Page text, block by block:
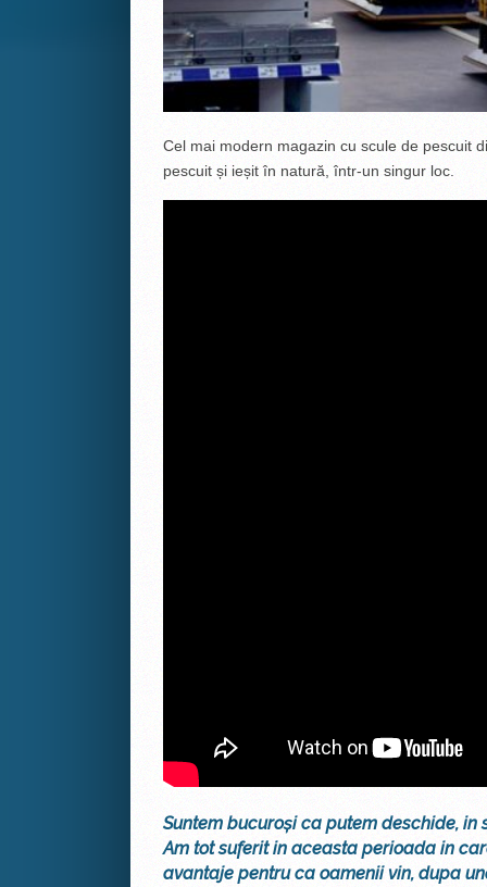
Cel mai modern magazin cu scule de pescuit
pescuit și ieșit în natură, într-un singur loc.
Suntem bucuroși ca putem deschide, in
Am tot suferit in aceasta perioada in
avantaje pentru ca oamenii vin, dupa